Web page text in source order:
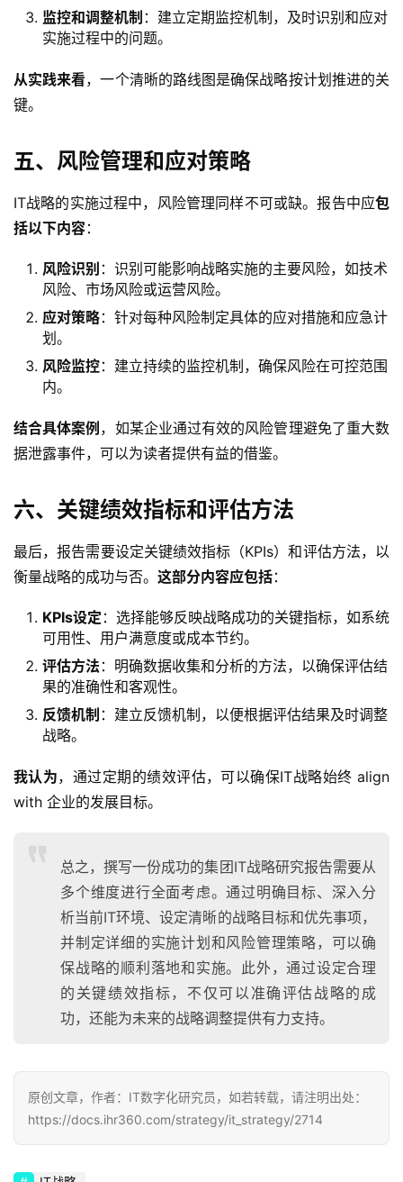
监控和调整机制 ：建立定期监控机制，及时识别和应对
实施过程中的问题。
从实践来看，一个清晰的路线图是确保战略按计划推进的关
键。
五、风险管理和应对策略
IT战略的实施过程中，风险管理同样不可或缺。报告中应包
括以下内容：
风险识别 ：识别可能影响战略实施的主要风险，如技术
风险、市场风险或运营风险。
应对策略：针对每种风险制定具体的应对措施和应急计
划。
风险监控：建立持续的监控机制，确保风险在可控范围
内。
结合具体案例 ，如某企业通过有效的风险管理避免了重大数
据泄露事件，可以为读者提供有益的借鉴。
六、关键绩效指标和评估方法
最后，报告需要设定关键绩效指标（KPIs）和评估方法，以
衡量战略的成功与否。 这部分内容应包括：
KPIs设定 ：选择能够反映战略成功的关键指标，如系统
可用性、用户满意度或成本节约。
评估方法 ：明确数据收集和分析的方法，以确保评估结
果的准确性和客观性。
反馈机制 ：建立反馈机制，以便根据评估结果及时调整
战略。
我认为，通过定期的绩效评估，可以确保IT战略始终 align
with 企业的发展目标。
总之，撰写一份成功的集团IT战略研究报告需要从
多个维度进行全面考虑。通过明确目标、深入分
析当前IT环境、设定清晰的战略目标和优先事项，
并制定详细的实施计划和风险管理策略，可以确
保战略的顺利落地和实施。此外，通过设定合理
的关键绩效指标，不仅可以准确评估战略的成
功，还能为未来的战略调整提供有力支持。
原创文章，作者：IT数字化研究员，如若转载，请注明出处：
https://docs.ihr360.com/strategy/it_strategy/2714